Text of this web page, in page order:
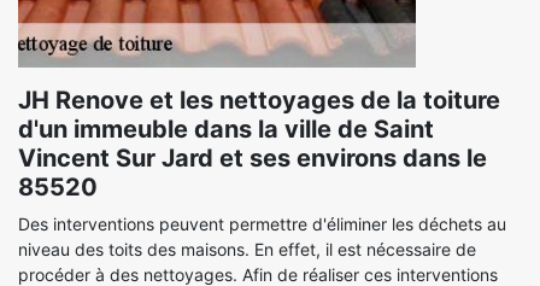
JH Renove et les nettoyages de la toiture
d'un immeuble dans la ville de Saint
Vincent Sur Jard et ses environs dans le
85520
Des interventions peuvent permettre d'éliminer les déchets au
niveau des toits des maisons. En effet, il est nécessaire de
procéder à des nettoyages. Afin de réaliser ces interventions